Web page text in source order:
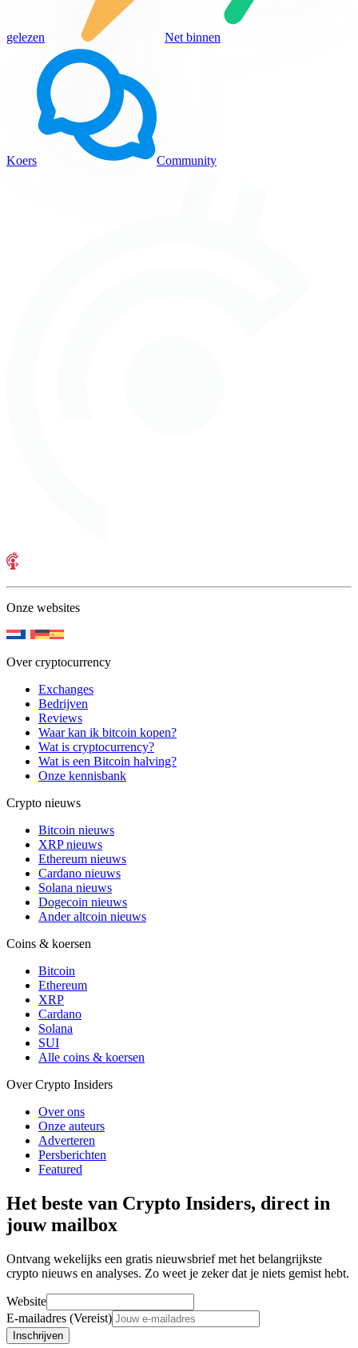
gelezen Net binnen
Koers Community
Onze websites
Over cryptocurrency
Exchanges
Bedrijven
Reviews
Waar kan ik bitcoin kopen?
Wat is cryptocurrency?
Wat is een Bitcoin halving?
Onze kennisbank
Crypto nieuws
Bitcoin nieuws
XRP nieuws
Ethereum nieuws
Cardano nieuws
Solana nieuws
Dogecoin nieuws
Ander altcoin nieuws
Coins & koersen
Bitcoin
Ethereum
XRP
Cardano
Solana
SUI
Alle coins & koersen
Over Crypto Insiders
Over ons
Onze auteurs
Adverteren
Persberichten
Featured
Het beste van Crypto Insiders, direct in
jouw mailbox
Ontvang wekelijks een gratis nieuwsbrief met het belangrijkste
crypto nieuws en analyses. Zo weet je zeker dat je niets gemist hebt.
Website
E-mailadres (Vereist)
Inschrijven